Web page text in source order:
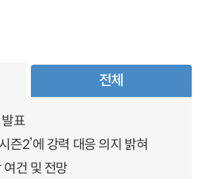
전체
표
즌2’에 강력 대응 의지 밝혀
건 및 전망